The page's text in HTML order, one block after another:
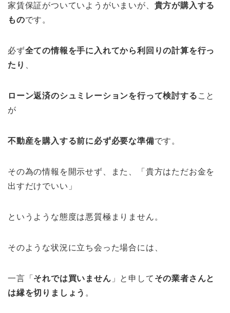
家賃保証がついていようがいまいが、 貴方が購入する
ものです。
必ず全ての情報を手に入れてから利回りの計算を行っ
たり
ローン返済のシュミレーションを行って検討する こと
が
不動産を購入する前に必ず必要な準備です。
その為の情報を開示せず、また、「貴方はただお金を
出すだけでいい」
というような態度は悪質極まりません。
そのような状況に立ち会った場合には、
一言「 それでは買いません 」と申して その業者さんと
は縁を切りましょう 。